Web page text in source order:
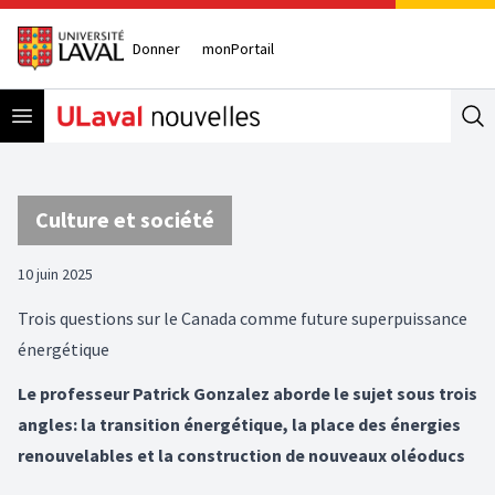
Donner monPortail
Open menu
Culture et société
10 juin 2025
Trois questions sur le Canada comme future superpuissance
énergétique
Le professeur Patrick Gonzalez aborde le sujet sous trois
angles: la transition énergétique, la place des énergies
renouvelables et la construction de nouveaux oléoducs